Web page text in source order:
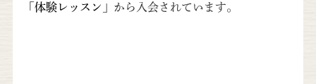
体験レッスン」 から入会されています。